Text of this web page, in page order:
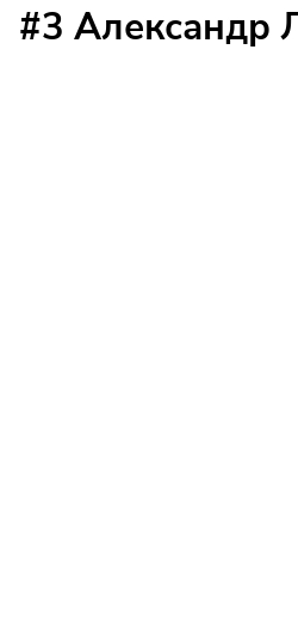
#3 Александр